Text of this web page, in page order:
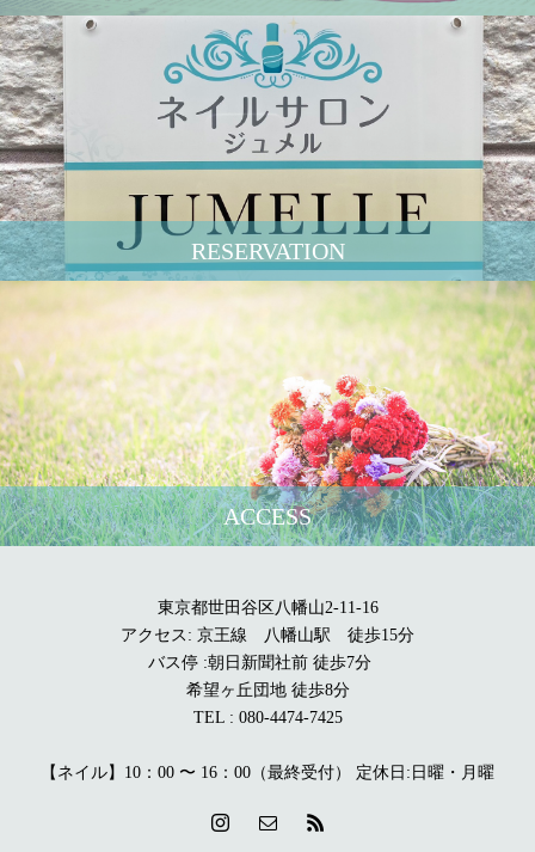
RESERVATION
ACCESS
東京都世田谷区八幡山2-11-16
アクセス: 京王線 八幡山駅 徒歩15分
バス停 :朝日新聞社前 徒歩7分
希望ヶ丘団地 徒歩8分
TEL : 080-4474-7425
【ネイル】10：00 〜 16：00（最終受付） 定休日:日曜・月曜